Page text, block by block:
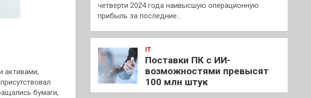
активами,
бумаги,
четверти 2024 года наивысшую операционную
прибыль за последние…
IT
Поставки ПК с ИИ-
возможностями превысят
100 млн штук